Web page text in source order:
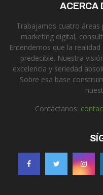
ACERCA
Trabajamos cuatro áreas
marketing digital,
Entendemos que la
predecible. Nuestra
excelencia y seriedad
Sobre esa base
Contáctanos: